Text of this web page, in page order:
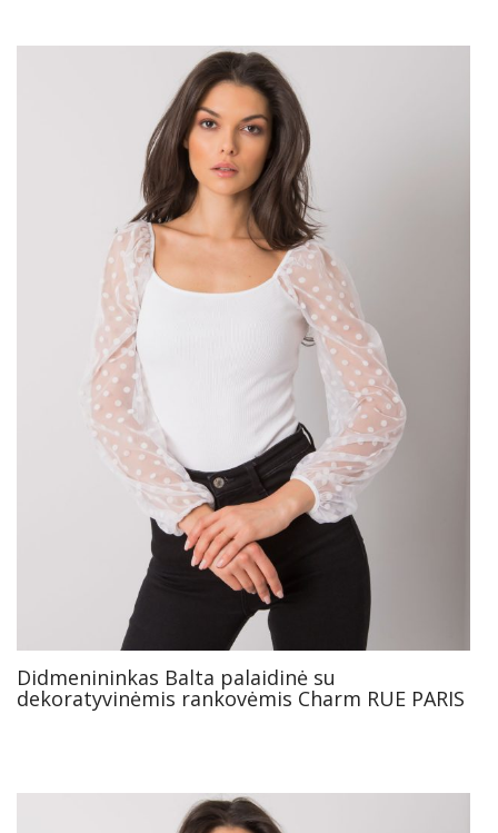
Didmenininkas Balta palaidinė su
dekoratyvinėmis rankovėmis Charm RUE PARIS